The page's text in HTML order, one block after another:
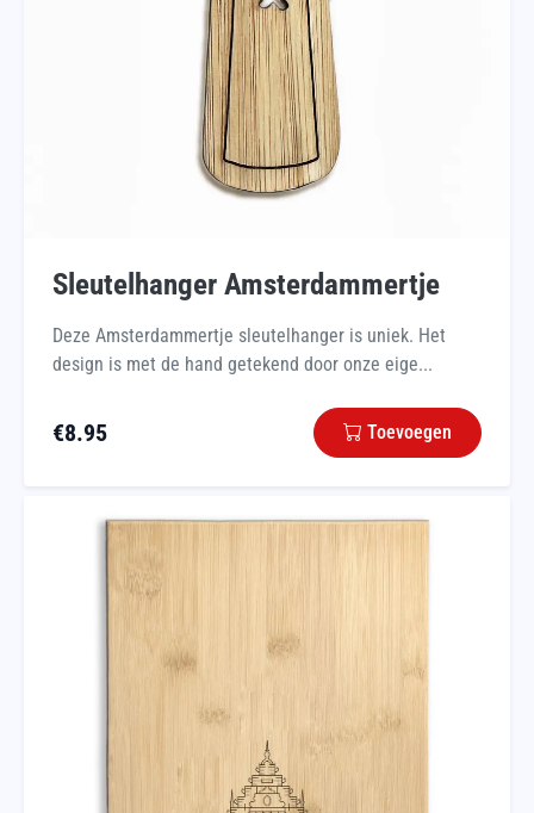
Sleutelhanger Amsterdammertje
Deze Amsterdammertje sleutelhanger is uniek. Het
design is met de hand getekend door onze eige...
€8.95 Toevoegen